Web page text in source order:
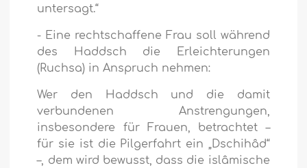
untersagt.“
- Eine rechtschaffene Frau soll während
des Haddsch die Erleichterungen
(Ruchsa) in Anspruch nehmen:
Wer den Haddsch und die damit
verbundenen Anstrengungen,
insbesondere für Frauen, betrachtet –
für sie ist die Pilgerfahrt ein „Dschihâd“
–, dem wird bewusst, dass die islâmische